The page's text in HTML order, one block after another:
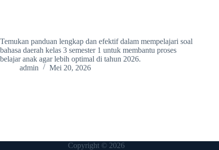
Temukan panduan lengkap dan efektif dalam mempelajari soal
bahasa daerah kelas 3 semester 1 untuk membantu proses
belajar anak agar lebih optimal di tahun 2026.
admin
Mei 20, 2026
Copyright © 2026